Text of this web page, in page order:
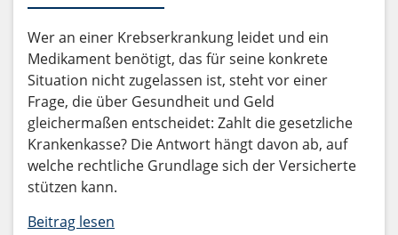
Wer an einer Krebserkrankung leidet und ein
Medikament benötigt, das für seine konkrete
Situation nicht zugelassen ist, steht vor einer
Frage, die über Gesundheit und Geld
gleichermaßen entscheidet: Zahlt die gesetzliche
Krankenkasse? Die Antwort hängt davon ab, auf
welche rechtliche Grundlage sich der Versicherte
stützen kann.
Beitrag lesen